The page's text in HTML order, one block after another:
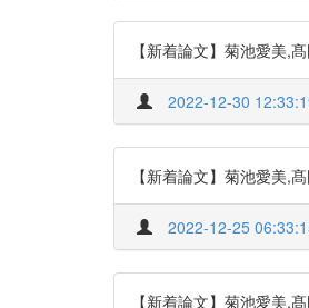
【新着論文】菊池愛美,
2022-12-30
【新着論文】菊池愛美,
2022-12-25
【新着論文】菊池愛美,